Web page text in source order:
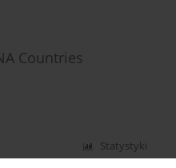
Countries
Statystyki